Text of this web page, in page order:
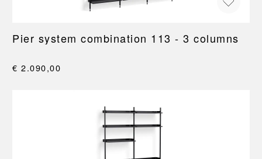
Pier system combination 113 - 3 columns
€ 2.090,00